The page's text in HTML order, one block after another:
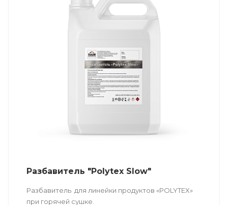
Разбавитель "Polytex Slow"
Разбавитель для линейки продуктов «POLYTEX»
при горячей сушке.